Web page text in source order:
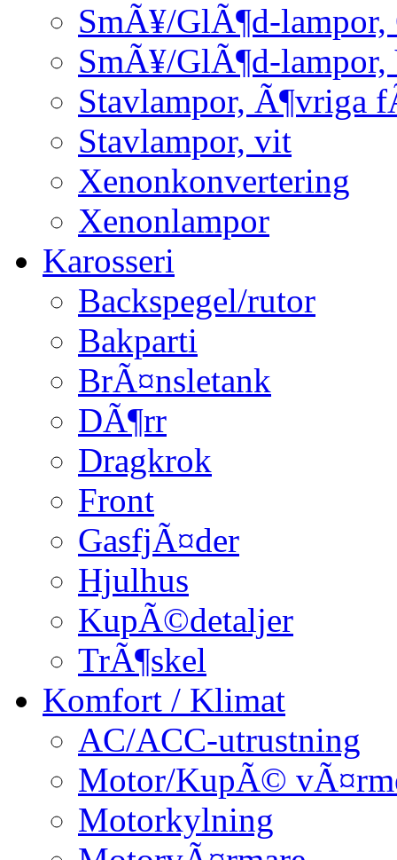
SmÃ¥/GlÃ¶d-lampor,
SmÃ¥/GlÃ¶d-
Stavlampor, Ã¶vriga
Stavlampor, vit
Xenonkonvertering
Xenonlampor
Karosseri
Backspegel/rutor
Bakparti
BrÃ¤nsletank
DÃ¶rr
Dragkrok
Front
GasfjÃ¤der
Hjulhus
KupÃ©detaljer
TrÃ¶skel
Komfort / Klimat
AC/ACC-utrustning
Motor/KupÃ©
Motorkylning